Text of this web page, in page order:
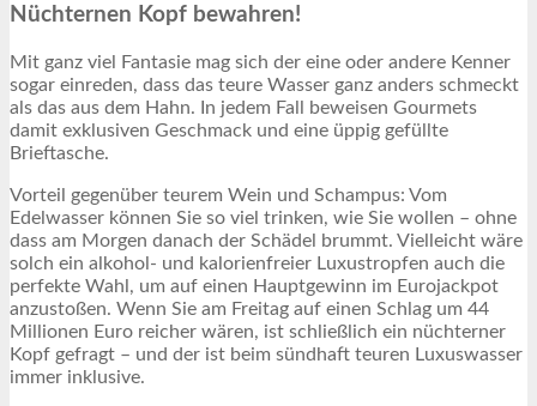
Nüchternen Kopf bewahren!
Mit ganz viel Fantasie mag sich der eine oder andere Kenner
sogar einreden, dass das teure Wasser ganz anders schmeckt
als das aus dem Hahn. In jedem Fall beweisen Gourmets
damit exklusiven Geschmack und eine üppig gefüllte
Brieftasche.
Vorteil gegenüber teurem Wein und Schampus: Vom
Edelwasser können Sie so viel trinken, wie Sie wollen – ohne
dass am Morgen danach der Schädel brummt. Vielleicht wäre
solch ein alkohol- und kalorienfreier Luxustropfen auch die
perfekte Wahl, um auf einen Hauptgewinn im Eurojackpot
anzustoßen. Wenn Sie am Freitag auf einen Schlag um 44
Millionen Euro reicher wären, ist schließlich ein nüchterner
Kopf gefragt – und der ist beim sündhaft teuren Luxuswasser
immer inklusive.